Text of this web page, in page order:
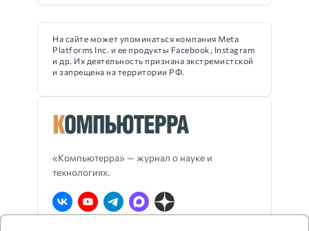
«Компьютерра» — журнал о науке и
технологиях.
На сайте может упоминаться компания Meta
Platforms Inc. и ее продукты Facebook, Instagram
и др. Их деятельность признана экстремистской
и запрещена на территории РФ.